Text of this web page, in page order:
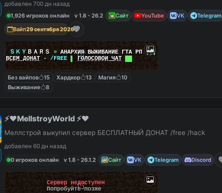
добавлен 700 дн назад
1,926 игроков онлайн
v 1.8 - 26.2 Сайт YouTube VK Telegram
Вайп29 сентября 2026
ＳＫＹ ＢＡＲＳ » АНАРХИЯ ВЫЖИВАНИЕ ГТА РП|||
ВСЕМ ДОНАТ - /FREE ГОЛОСОВОЙ ЧАТ
Без вайпов 15 Хардкор 13 Магия
10
Выживание
8
⚡️❤️MellstroyWorld ⚡️❤️
Меллстрой выкупил сервер БЕСПЛАТНЫЙ ДОНАТ /free /hack
добавлен 60 дн назад
0 игроков онлайн
v 1.8 - 26.1.2 Сайт VK Telegram Discord
Сервер недоступен
Попробуйте позже